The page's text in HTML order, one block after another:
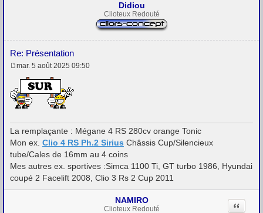
Didiou
Clioteux Redouté
Re: Présentation
e
s
s
a
e
mar. 5 août 2025 09:50
La remplaçante : Mégane 4 RS 280cv orange Tonic
Mon ex. Clio 4 RS Ph.2 Sirius Châssis Cup/Silencieux
tube/Cales de 16mm au 4 coins
Mes autres ex. sportives :Simca 1100 Ti, GT turbo 1986, Hyundai
coupé 2 Facelift 2008, Clio 3 Rs 2 Cup 2011
NAMIRO
Clioteux Redouté Citation